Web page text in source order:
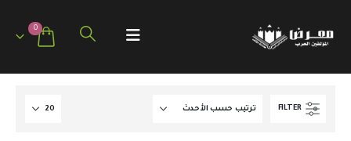
0
FILTER